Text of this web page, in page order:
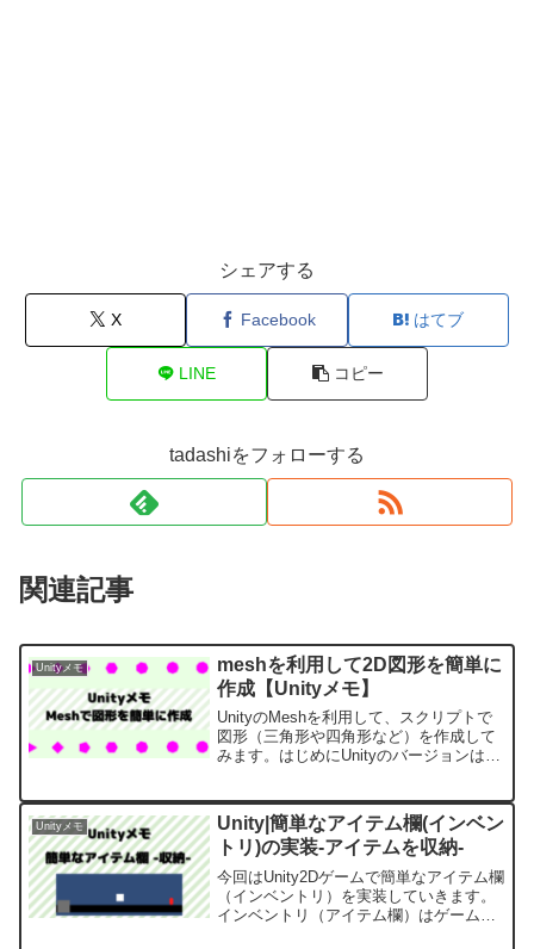
シェアする
X Facebook はてブ
LINE コピー
tadashiをフォローする
関連記事
Unityメモ
meshを利用して2D図形を簡単に
作成【Unityメモ】
UnityのMeshを利用して、スクリプトで
図形（三角形や四角形など）を作成して
みます。はじめにUnityのバージョンは
成しています。今回は、Meshを利...
Unityメモ
Unity|簡単なアイテム欄(インベン
トリ)の実装-アイテムを収納-
今回はUnity2Dゲームで簡単なアイテム欄
（インベントリ）を実装していきます。
インベントリ（アイテム欄）はゲームに